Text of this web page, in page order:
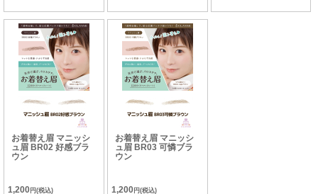
お着替え眉 マニッシ
ュ眉 BR02 好感ブラ
ウン
1,200 円(税込)
お着替え眉 マニッシ
ュ眉 BR03 可憐ブラ
ウン
1,200円(税込)